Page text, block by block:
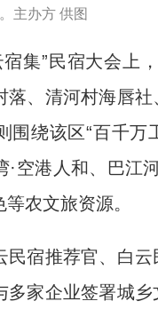
主办方 供图
”民宿大会上，
、清河村海唇
围绕该区“百千
空港人和、巴江
农文旅资源。
推荐官、白云
多家企业签署城